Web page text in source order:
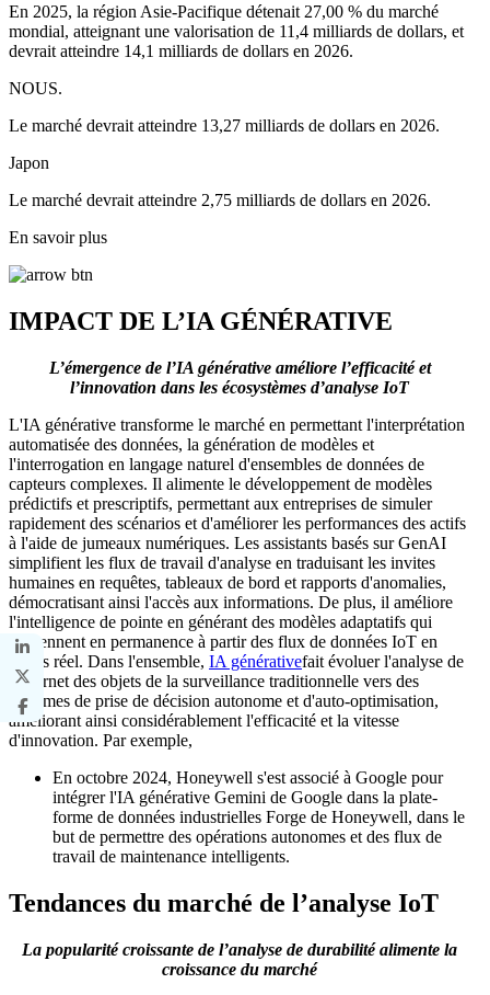
En 2025, la région Asie-Pacifique détenait 27,00 % du marché
mondial, atteignant une valorisation de 11,4 milliards de dollars, et
devrait atteindre 14,1 milliards de dollars en 2026.
NOUS.
Le marché devrait atteindre 13,27 milliards de dollars en 2026.
Japon
Le marché devrait atteindre 2,75 milliards de dollars en 2026.
En savoir plus
IMPACT DE L’IA GÉNÉRATIVE
L’émergence de l’IA générative améliore l’efficacité et
l’innovation dans les écosystèmes d’analyse IoT
L'IA générative transforme le marché en permettant l'interprétation
automatisée des données, la génération de modèles et
l'interrogation en langage naturel d'ensembles de données de
capteurs complexes. Il alimente le développement de modèles
prédictifs et prescriptifs, permettant aux entreprises de simuler
rapidement des scénarios et d'améliorer les performances des actifs
à l'aide de jumeaux numériques. Les assistants basés sur GenAI
simplifient les flux de travail d'analyse en traduisant les invites
humaines en requêtes, tableaux de bord et rapports d'anomalies,
démocratisant ainsi l'accès aux informations. De plus, il améliore
l'intelligence de pointe en générant des modèles adaptatifs qui
apprennent en permanence à partir des flux de données IoT en
temps réel. Dans l'ensemble, IA générativefait évoluer l'analyse de
l'Internet des objets de la surveillance traditionnelle vers des
systèmes de prise de décision autonome et d'auto-optimisation,
améliorant ainsi considérablement l'efficacité et la vitesse
d'innovation. Par exemple,
En octobre 2024, Honeywell s'est associé à Google pour
intégrer l'IA générative Gemini de Google dans la plate-
forme de données industrielles Forge de Honeywell, dans le
but de permettre des opérations autonomes et des flux de
travail de maintenance intelligents.
Tendances du marché de l’analyse IoT
La popularité croissante de l’analyse de durabilité alimente la
croissance du marché